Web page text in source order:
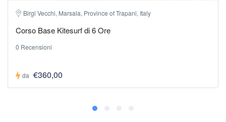
Birgi Vecchi, Marsala, Province of Trapani, Italy
Corso Base Kitesurf di 6 Ore
0 Recensioni
da €360,00